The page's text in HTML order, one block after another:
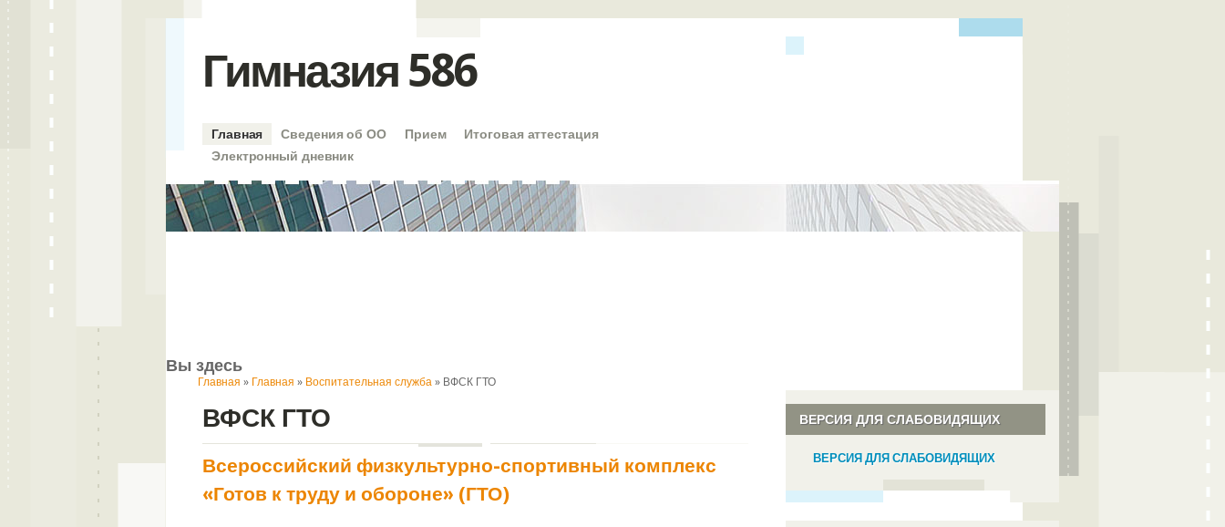
Гимназия 586
Главная Сведения об ОО Прием
Итоговая аттестация
Электронный дневник
Вы здесь
Главная » Главная » Воспитательная служба » ВФСК ГТО
ВФСК ГТО
Всероссийский физкультурно-спортивный комплекс
«Готов к труду и обороне» (ГТО)
ВЕРСИЯ ДЛЯ СЛАБОВИДЯЩИХ
ВЕРСИЯ ДЛЯ СЛАБОВИДЯЩИХ